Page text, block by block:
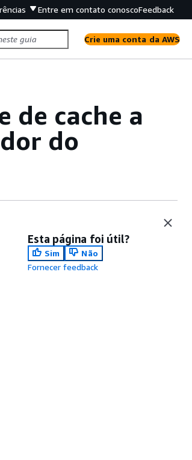
Entre em contato conoscoFeedback
Crie uma conta da AWS
de cache a
do
Esta página foi útil?
Sim
Não
Fornecer feedback